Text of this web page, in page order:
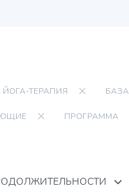
ЙОГА-ТЕРАПИЯ БАЗА
ПРОГРАММА